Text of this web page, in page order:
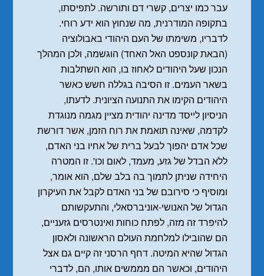
עבר כמו יצרים, קשרי דם ותורשה. לתפיסתו,
בתקופה המודרנית, מה שנחוץ הוא ידע רוחי.
לדבריו, משימתו של העם היהודי באבולוציה
(הבאת קונספט האל האחד) הוגשמה, ולכן המהלך
הנכון שעל היהודים לאחוז בו, הוא השתלבות
בשאר העמים. זו הסיבה בגללה חשש כאשר
היהודים הקימו את התנועה הציונית. לדעתו,
הניסיון לייסד מדינה יהודית מציין מגמה מנוגדת
לקדמה, שאינה תואמת את רוח הזמן, אשר דורשת
שכל אדם יהפוך לבעל ברית של אחיו בני האדם,
ללא הבדל של גזע, מעמד, לאום וכו'. זו המטרה
היחידה שניתן לתמוך בה בלב שלם, הוא אומר,
ומוסיף כי סירובם של בני האדם לקבל את העיקרון
הגדול של האנושי-אוניברסאלי, והתעקשותם
להיפרד זה מזה, לפתח כוחות ואינטרסים גזעניים,
הם שהובילו למלחמת העולם הראשונה ולאסון
הגדול שהיא המיטה. דחף הרסני זה קיים גם אצל
היהודים, וכאשר הם מממשים אותו, הם, לדברי